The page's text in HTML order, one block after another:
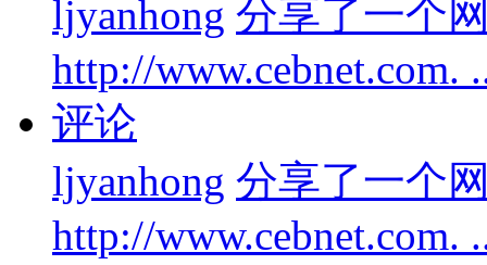
ljyanhong 分享了一个
http://www.cebnet.com.
评论
ljyanhong 分享了一个
http://www.cebnet.com.